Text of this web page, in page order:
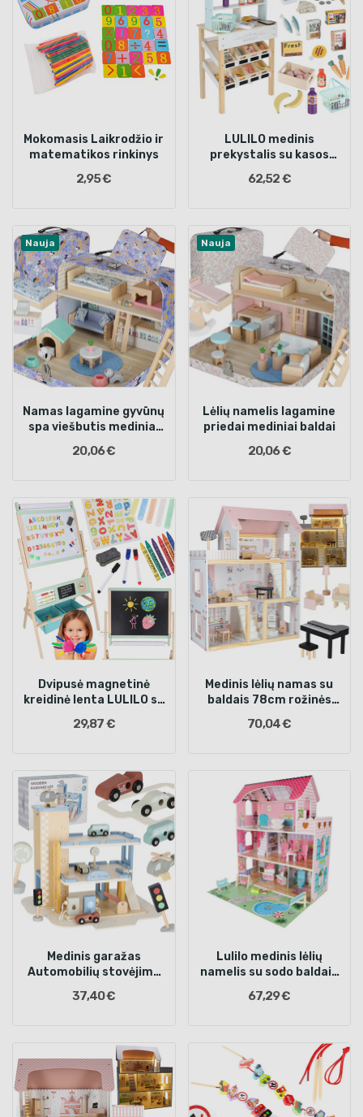
Mokomasis Laikrodžio ir
matematikos rinkinys
2,95 €
LULILO medinis
prekystalis su kasos
62,52 €
Nauja
Namas lagamine gyvūnų
spa viešbutis mediniai
20,06 €
Nauja
Lėlių namelis lagamine
priedai mediniai baldai
20,06 €
Dvipusė magnetinė
kreidinė lenta LULILO su
29,87 €
Medinis lėlių namas su
baldais 78cm rožinės
70,04 €
Medinis garažas
Automobilių stovėjimo
37,40 €
Lulilo medinis lėlių
namelis su sodo baldais
67,29 €